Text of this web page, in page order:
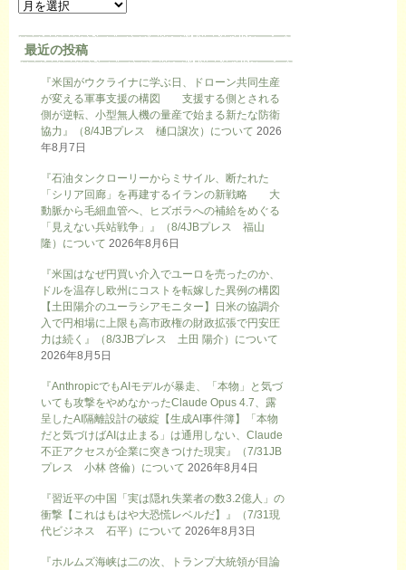
最近の投稿
『米国がウクライナに学ぶ日、ドローン共同生産
が変える軍事支援の構図 支援する側とされる
側が逆転、小型無人機の量産で始まる新たな防衛
協力』（8/4JBプレス 樋口譲次）について 2026
年8月7日
『石油タンクローリーからミサイル、断たれた
「シリア回廊」を再建するイランの新戦略 大
動脈から毛細血管へ、ヒズボラへの補給をめぐる
「見えない兵站戦争」』（8/4JBプレス 福山
隆）について 2026年8月6日
『米国はなぜ円買い介入でユーロを売ったのか、
ドルを温存し欧州にコストを転嫁した異例の構図
【土田陽介のユーラシアモニター】日米の協調介
入で円相場に上限も高市政権の財政拡張で円安圧
力は続く』（8/3JBプレス 土田 陽介）について
2026年8月5日
『AnthropicでもAIモデルが暴走、「本物」と気づ
いても攻撃をやめなかったClaude Opus 4.7、露
呈したAI隔離設計の破綻【生成AI事件簿】「本物
だと気づけばAIは止まる」は通用しない、Claude
不正アクセスが企業に突きつけた現実』（7/31JB
プレス 小林 啓倫）について 2026年8月4日
『習近平の中国「実は隠れ失業者の数3.2億人」の
衝撃【これはもはや大恐慌レベルだ】』（7/31現
代ビジネス 石平）について 2026年8月3日
『ホルムズ海峡は二の次、トランプ大統領が目論